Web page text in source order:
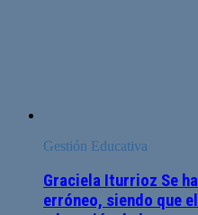
Gestión Educativa
Graciela Iturrioz Se
erróneo, siendo que